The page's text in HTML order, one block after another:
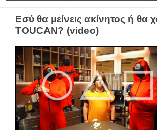
Εσύ θα μείνεις ακίνητος ή θα
TOUCAN? (video)